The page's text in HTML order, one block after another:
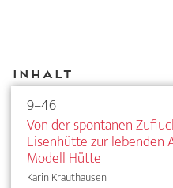
Inhalt
9–46
Von der spontanen
Eisenhütte zur lebenden
Modell Hütte
Karin Krauthausen